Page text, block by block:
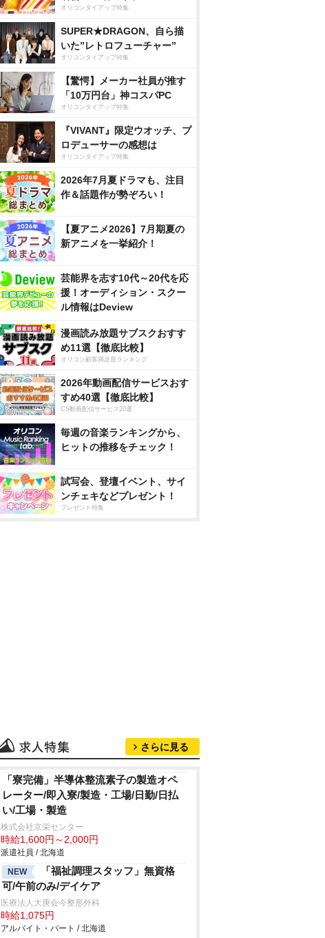
オリコンタイアップ特集
SUPER★DRAGON、自ら描
いた”レトロフューチャー”
オリコンタイアップ特集
【驚愕】メーカー社員が推す
「10万円台」神コスパPC
オリコンタイアップ特集
『VIVANT』限定ウオッチ、プ
ロデューサーの感想は
オリコンタイアップ特集
2026年7月夏ドラマも、注目
作＆話題作が勢ぞろい！
【夏アニメ2026】7月期夏の
新アニメを一挙紹介！
芸能界を志す10代～20代を応
援！オーディション・スクー
ル情報はDeview
漫画読み放題サブスクおすす
め11選【徹底比較】
オリコン顧客満足度ランキング
2026年動画配信サービスおす
すめ40選【徹底比較】
CS動画配信サービス20選
毎週の音楽ランキングから、
ヒットの推移をチェック！
試写会、登壇イベント、サイ
ンチェキなどプレゼント！
プレゼント特集
さらに見る
「寮完備」半導体整流素子の製造オペ
レーター/即入寮/製造・工場/日勤/日払
い/工場・製造
株式会社京栄センター
時給1,600円～2,000円
派遣社員 / 北海道
NEW
「福祉調理スタッフ」無資格
可/午前のみ/デイケア
医療法人大庚会今整形外科
時給1,075円
アルバイト・パート / 北海道